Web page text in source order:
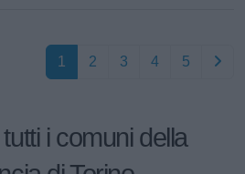
1 2 3 4 5
i comuni della